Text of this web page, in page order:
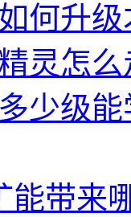
何升
灵怎
少级
能带来